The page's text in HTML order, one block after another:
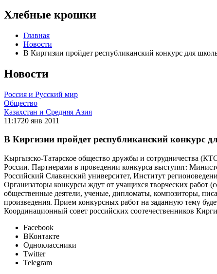
Хлебные крошки
Главная
Новости
В Киргизии пройдет республиканский конкурс для
Новости
Россия и Русский мир
Общество
Казахстан и Средняя Азия
11:1720 янв 2011
В Киргизии пройдет республиканский конкурс
Кыргызско-Татарское общество дружбы и сотрудничества
России. Партнерами в проведении конкурса выступят:
Российский Славянский университет, Институт
Организаторы конкурсы ждут от учащихся творческих работ
общественные деятели, ученые, дипломаты, композиторы,
произведения. Прием конкурсных работ на заданную тему
Координационный совет российских соотечественников
Facebook
ВКонтакте
Одноклассники
Twitter
Telegram